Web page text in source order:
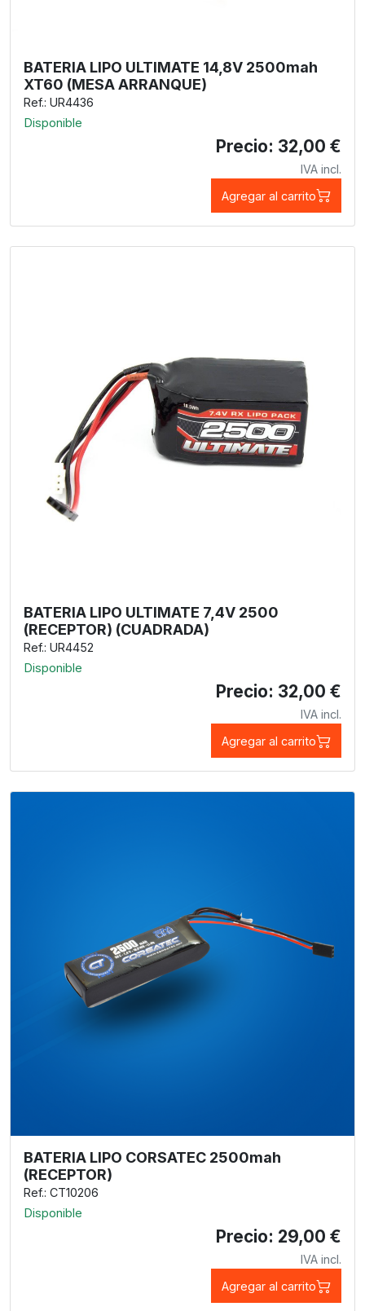
BATERIA LIPO ULTIMATE 14,8V 2500mah
XT60 (MESA ARRANQUE)
Ref.: UR4436
Disponible
Precio: 32,00 €
IVA incl.
Agregar al carrito
BATERIA LIPO ULTIMATE 7,4V 2500
(RECEPTOR) (CUADRADA)
Ref.: UR4452
Disponible
Precio: 32,00 €
IVA incl.
Agregar al carrito
BATERIA LIPO CORSATEC 2500mah
(RECEPTOR)
Ref.: CT10206
Disponible
Precio: 29,00 €
IVA incl.
Agregar al carrito